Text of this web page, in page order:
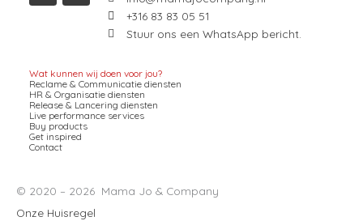
r
o
i
e
+316 83 83 05 51
Stuur ons een WhatsApp bericht.
Wat kunnen wij doen voor jou?
Reclame & Communicatie diensten
HR & Organisatie diensten
Release & Lancering diensten
Live performance services
Buy products
Get inspired
Contact
© 2020 – 2026 Mama Jo & Company
Onze Huisregel